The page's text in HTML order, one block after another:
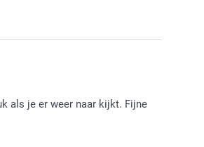
bureaukalender. Heel veel
als je er weer naar kijkt. Fijne